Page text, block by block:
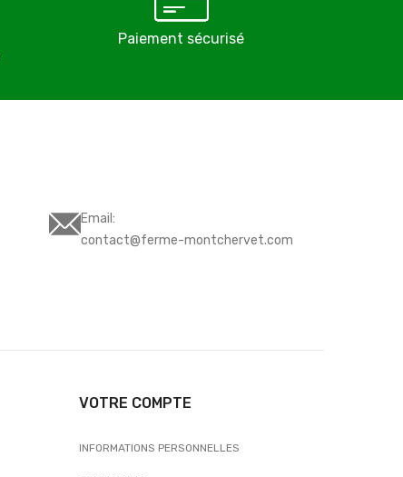
Paiement sécurisé
Email:
contact@ferme-montchervet.com
VOTRE COMPTE
INFORMATIONS PERSONNELLES